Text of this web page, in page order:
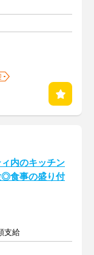
ィ内のキッチン
◎食事の盛り付
支給